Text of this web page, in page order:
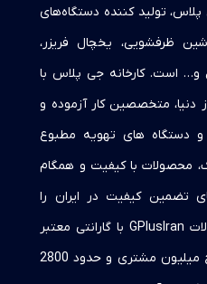
پلاس، تولید کننده دستگاه‌های
ظرفشویی، یخچال فریزر،
و… است. کارخانه جی پلاس با
دنیا، متخصصین کار آزموده و
و دستگاه های تهویه مطبوع
محصولات با کیفیت و همگام
تضمین کیفیت در ایران را
تولید می‌نماید. محصولات GPlusIran با گارانتی معتبر
گلدیران با بیش از پنج میلیون مشتری و حدود 2800